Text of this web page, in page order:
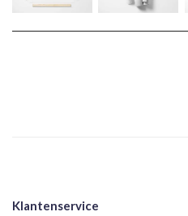
Klantenservice